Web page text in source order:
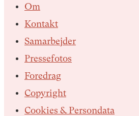
Om
Kontakt
Samarbejder
Pressefotos
Foredrag
Copyright
Cookies & Persondata